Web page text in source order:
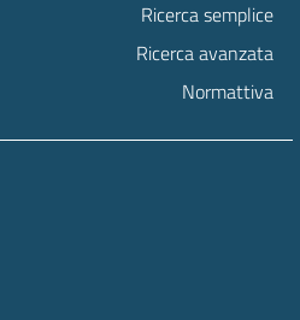
Ricerca semplice
Ricerca avanzata
Normattiva